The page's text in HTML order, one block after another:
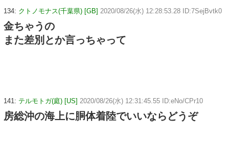
134: クトノモナス(千葉県) [GB] 2020/08/26(水) 12:28:53.28 ID:7SejBvtk0
金ちゃうの
また差別とか言っちゃって
141: テルモトガ(庭) [US] 2020/08/26(水) 12:31:45.55 ID:eNo/CPr10
房総沖の海上に胴体着陸でいいならどうぞ